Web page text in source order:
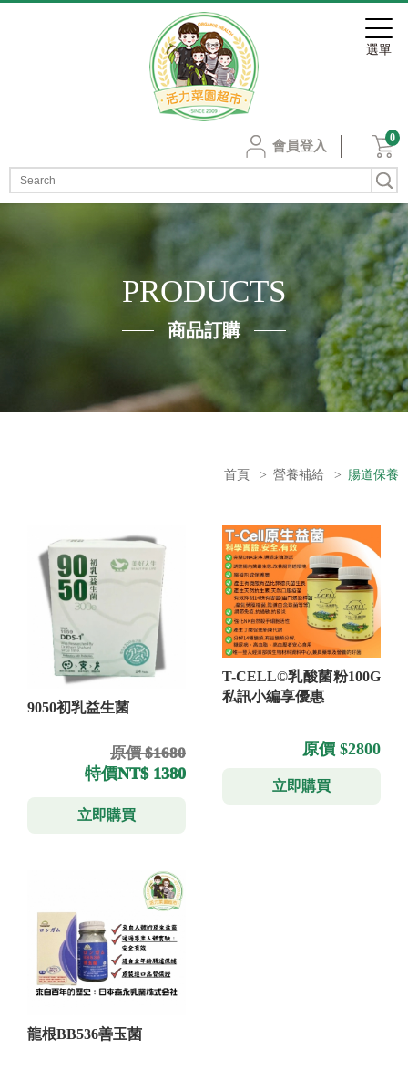
會員登入
0
PRODUCTS
商品訂購
首頁 > 營養補給 > 腸道保養
9050初乳益生菌
原價 $1680
特價NT$ 1380
立即購買
T-CELL©乳酸菌粉100G
私訊小編享優惠
原價 $2800
立即購買
龍根BB536善玉菌